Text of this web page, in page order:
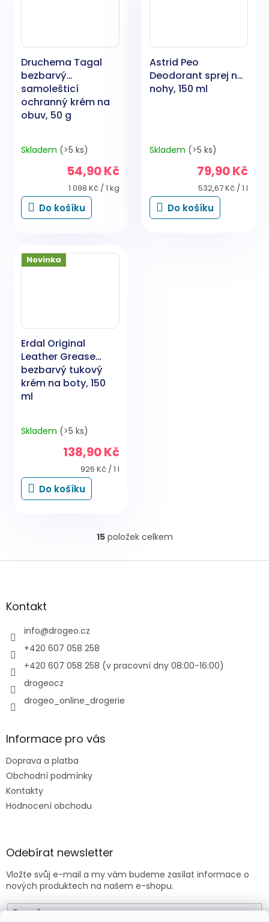
Druchema Tagal
bezbarvý
samolešticí
ochranný krém na
obuv, 50 g
Skladem (>5 ks)
54,90 Kč
Měrná
cena:
1 098 Kč / 1 kg
Do košíku
Astrid Peo
Deodorant sprej na
nohy, 150 ml
Skladem (>5 ks)
79,90 Kč
Měrná
cena:
532,67 Kč / 1 l
Do košíku
Novinka
Erdal Original
Leather Grease
bezbarvý tukový
krém na boty, 150
ml
Skladem (>5 ks)
138,90 Kč
Měrná
cena:
926 Kč / 1 l
Do košíku
O
l
k
15položek celkem
Z
aKontakt
info@drogeo.cz
+420 607 058 258
+420 607 058 258 (v pracovní dny 08:00-16:00)
drogeocz
drogeo_online_drogerie
Informace pro vás
Doprava a platba
Obchodní podmínky
Kontakty
Hodnocení obchodu
Odebírat newsletter
Vložte svůj e-mail a my vám budeme zasílat informace o
nových produktech na našem e-shopu.
E-mail